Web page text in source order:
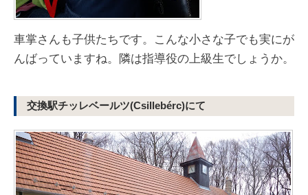
車掌さんも子供たちです。こんな小さな子でも実にが
んばっていますね。隣は指導役の上級生でしょうか。
交換駅チッレベールツ(Csillebérc)にて